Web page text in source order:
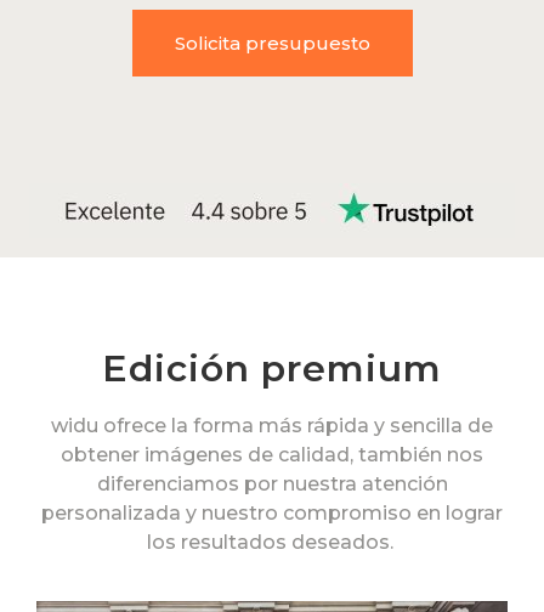
Solicita presupuesto
Edición premium
widu ofrece la forma más rápida y sencilla de
obtener imágenes de calidad, también nos
diferenciamos por nuestra atención
personalizada y nuestro compromiso en lograr
los resultados deseados.